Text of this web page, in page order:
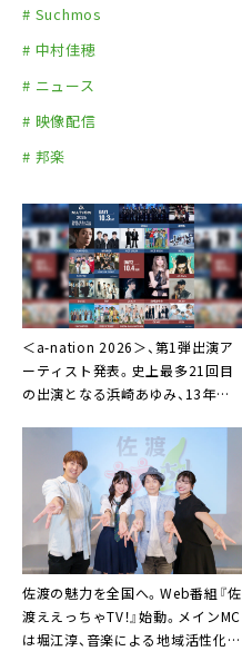
# Suchmos
# 中村佳穂
# ニュース
# 映像配信
# 邦楽
＜a-nation 2026＞、第1弾出演ア
ーティスト発表。史上最多21回目
の出演となる浜崎あゆみ、13年ぶ
佐渡の魅力を全国へ。Web番組『佐
渡ええっちゃTV！』始動。メインMC
は堀江淳、音楽による地域活性化と